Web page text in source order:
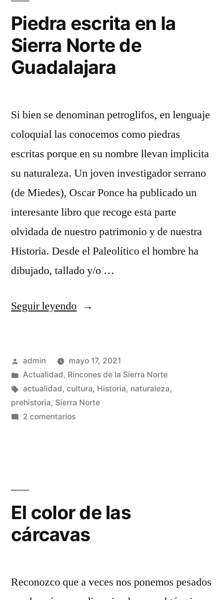
Piedra escrita en la
Sierra Norte de
Guadalajara
Si bien se denominan petroglifos, en lenguaje
coloquial las conocemos como piedras
escritas porque en su nombre llevan implicita
su naturaleza. Un joven investigador serrano
(de Miedes), Oscar Ponce ha publicado un
interesante libro que recoge esta parte
olvidada de nuestro patrimonio y de nuestra
Historia. Desde el Paleolítico el hombre ha
dibujado, tallado y/o …
Seguir leyendo«Piedra
la
Sierra
Norte
Publicado
por
admin
mayo 17, 2021
Publicado
en
Actualidad, Rincones de la Sierra Norte
Etiquetas:
actualidad, cultura, Historia, naturaleza,
prehistoria, Sierra Norte
2 comentariosen
de
El color de las
cárcavas
Reconozco que a veces nos ponemos pesados